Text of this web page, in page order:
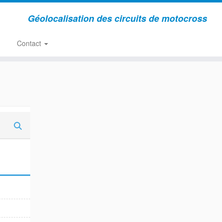
Géolocalisation des circuits de motocross
Contact